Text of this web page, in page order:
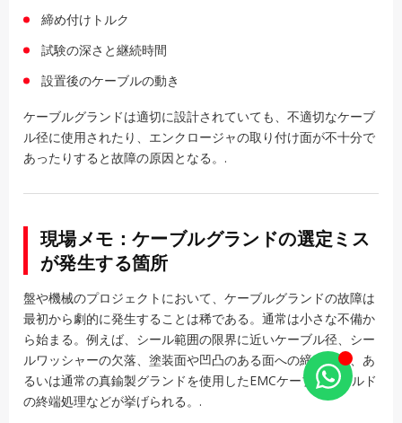
締め付けトルク
試験の深さと継続時間
設置後のケーブルの動き
ケーブルグランドは適切に設計されていても、不適切なケーブ
ル径に使用されたり、エンクロージャの取り付け面が不十分で
あったりすると故障の原因となる。.
現場メモ：ケーブルグランドの選定ミス
が発生する箇所
盤や機械のプロジェクトにおいて、ケーブルグランドの故障は
最初から劇的に発生することは稀である。通常は小さな不備か
ら始まる。例えば、シール範囲の限界に近いケーブル径、シー
ルワッシャーの欠落、塗装面や凹凸のある面への締め付け、あ
るいは通常の真鍮製グランドを使用したEMCケーブルシールド
の終端処理などが挙げられる。.